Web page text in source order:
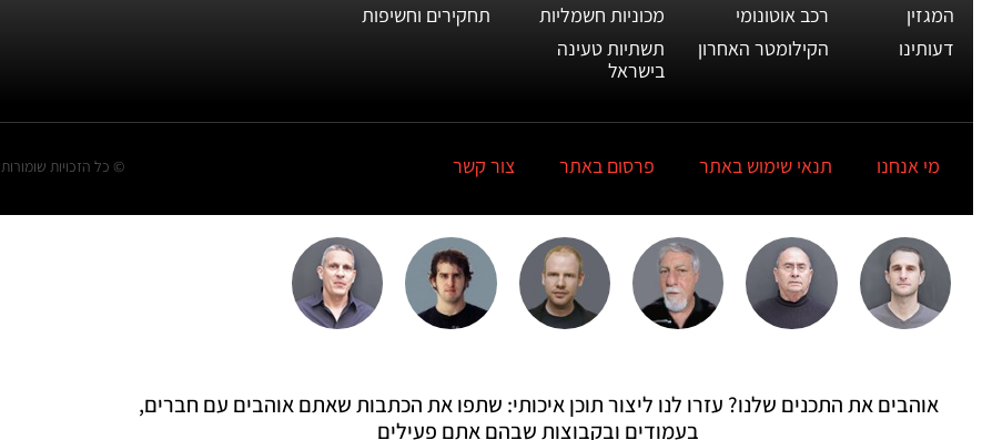
המגזין
דעותינו
רכב אוטונומי
הקילומטר האחרון
מכוניות חשמליות
תשתיות טעינה
בישראל
תחקירים וחשיפות
מי אנחנו תנאי שימוש באתר פרסום באתר צור קשר © כל הזכויות שומורות
אוהבים את התכנים שלנו? עזרו לנו ליצור תוכן איכותי: שתפו את הכתבות שאתם אוהבים עם חברים,
בעמודים ובקבוצות שבהם אתם פעילים